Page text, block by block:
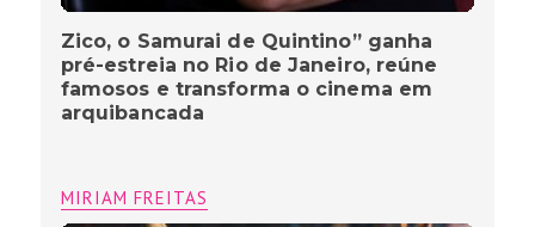
Zico, o Samurai de Quintino” ganha
pré-estreia no Rio de Janeiro, reúne
famosos e transforma o cinema em
arquibancada
MIRIAM FREITAS